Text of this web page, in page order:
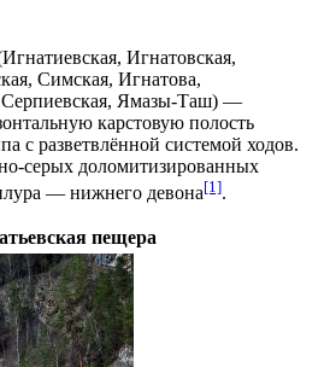
Игнатовская,
Симская, Игнатова,
Серпиевская, Ямазы-Таш) —
карстовую полость
с разветвлённой системой ходов.
серых доломитизированных
— нижнего девона[1].
пещера